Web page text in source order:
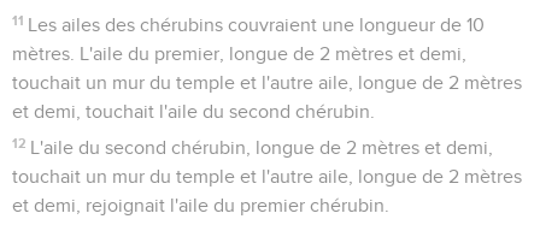
11 Les ailes des chérubins couvraient une longueur de 10
mètres. L'aile du premier, longue de 2 mètres et demi,
touchait un mur du temple et l'autre aile, longue de 2 mètres
et demi, touchait l'aile du second chérubin.
12 L'aile du second chérubin, longue de 2 mètres et demi,
touchait un mur du temple et l'autre aile, longue de 2 mètres
et demi, rejoignait l'aile du premier chérubin.